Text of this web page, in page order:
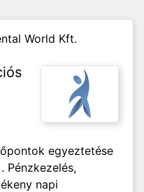
World Kft.
egyeztetése
Pénzkezelés,
napi